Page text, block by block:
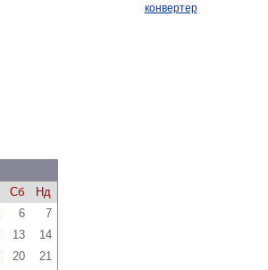
конвертер
Сб
Нд
6
7
13
14
20
21